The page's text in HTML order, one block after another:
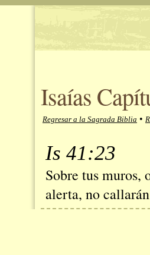
Isaías
Regresar a la Sagrada Biblia •
Is 41:23
Sobre tus muros,
alerta, no